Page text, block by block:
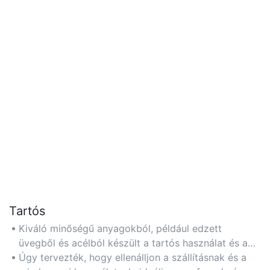
Tartós
Kiváló minőségű anyagokból, például edzett
üvegből és acélból készült a tartós használat és a
hardver védelme érdekében.
Úgy tervezték, hogy ellenálljon a szállításnak és a